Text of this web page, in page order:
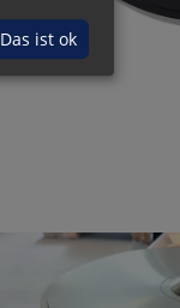
Das ist ok